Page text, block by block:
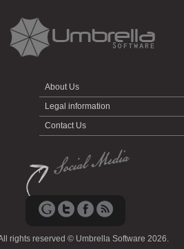
About Us
Legal information
Contact Us
rights reserved © Umbrella Software 2026.